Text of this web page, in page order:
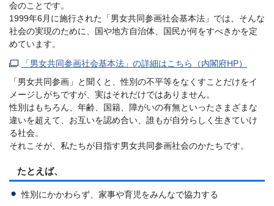
会のことです。
1999年6月に施行された「男女共同参画社会基本法」では、そんな
社会の実現のために、国や地方自治体、国民が何をすべきかを定
めています。
「男女共同参画社会基本法」の詳細はこちら（内閣府HP）
「男女共同参画」と聞くと、性別の不平等をなくすことだけをイ
メージしがちですが、実はそれだけではありません。
性別はもちろん、年齢、国籍、障がいの有無といったさまざまな
違いを超えて、お互いを認め合い、誰もが自分らしく生きていけ
る社会。
それこそが、私たちが目指す男女共同参画社会のかたちです。
たとえば、
性別にかかわらず、家事や育児をみんなで協力する